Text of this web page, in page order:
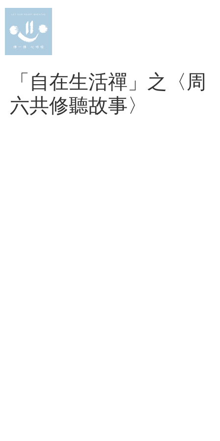
Skip
content
「自在生活禪」之〈周
六共修聽故事〉